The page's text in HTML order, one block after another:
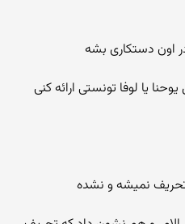
اون دستکاری بشه
یا لوفا تونستی ارائه کنی
نمیشه و نشده